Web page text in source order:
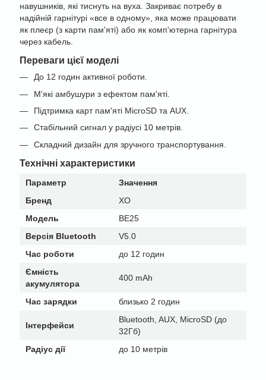
навушників, які тиснуть на вуха. Закриває потребу в
надійній гарнітурі «все в одному», яка може працювати
як плеєр (з карти пам'яті) або як комп'ютерна гарнітура
через кабель.
Переваги цієї моделі
До 12 годин активної роботи.
М'які амбушури з ефектом пам'яті.
Підтримка карт пам'яті MicroSD та AUX.
Стабільний сигнал у радіусі 10 метрів.
Складний дизайн для зручного транспортування.
Технічні характеристики
Параметр
Значення
Бренд
XO
Модель
BE25
Версія Bluetooth
V5.0
Час роботи
до 12 годин
Ємність
акумулятора
400 mAh
Час зарядки близько 2 годин
Інтерфейси
Bluetooth, AUX, MicroSD (до
32Гб)
Радіус дії
до 10 метрів